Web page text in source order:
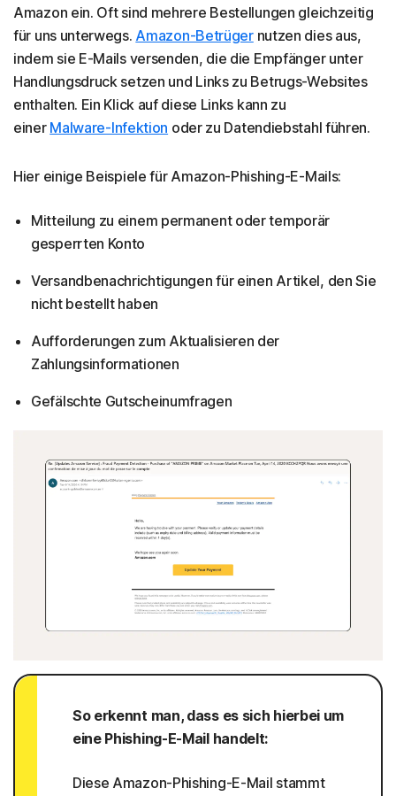
Amazon ein. Oft sind mehrere Bestellungen gleichzeitig
für uns unterwegs. Amazon-Betrügernutzen dies aus,
indem sie E-Mails versenden, die die Empfänger unter
Handlungsdruck setzen und Links zu Betrugs-Websites
enthalten. Ein Klick auf diese Links kann zu
einer Malware-Infektion oder zu Datendiebstahl führen.
Hier einige Beispiele für Amazon-Phishing-E-Mails:
Mitteilung zu einem permanent oder temporär
gesperrten Konto
Versandbenachrichtigungen für einen Artikel, den Sie
nicht bestellt haben
Aufforderungen zum Aktualisieren der
Zahlungsinformationen
Gefälschte Gutscheinumfragen
So erkennt man, dass es sich hierbei um
eine Phishing-E-Mail handelt:
Diese Amazon-Phishing-E-Mail stammt